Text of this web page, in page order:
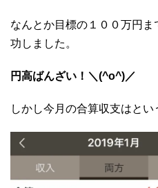
なんとか目標の１００万円
功しました。
円高ばんざい！＼(^o^)／
しかし今月の合算収支はと